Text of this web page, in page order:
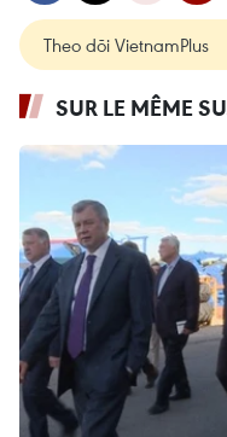
Theo dõi VietnamPlus
SUR LE MÊME